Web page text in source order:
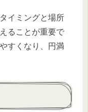
イミングと場所
ることが重要で
すくなり、円満